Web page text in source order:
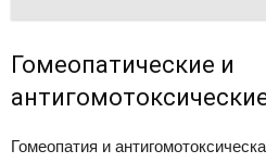
Гомеопатические и
Гомеопатия и